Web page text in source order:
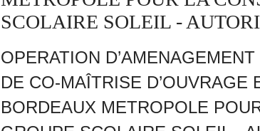
SCOLAIRE SOLEIL -
OPERATION
DE CO-MAÎTRISE D’OUVRAGE
BORDEAUX METROPOLE